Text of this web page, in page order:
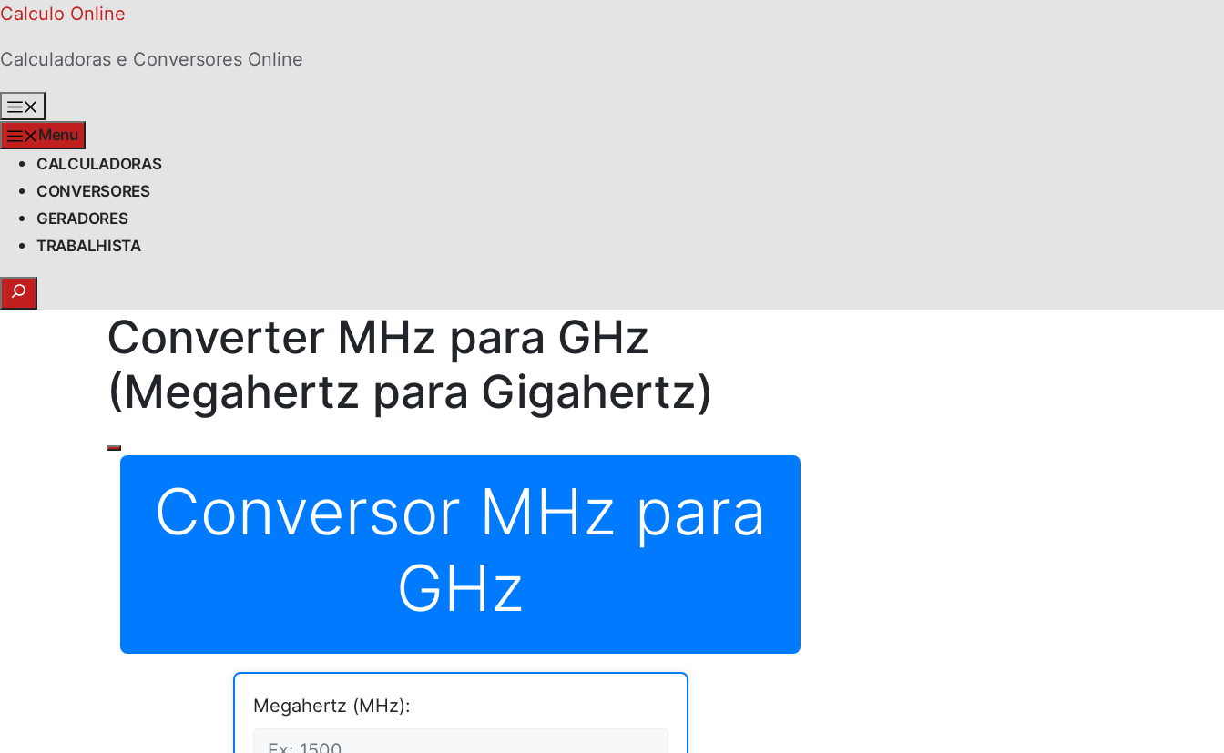
Skip
content
Calculo Online
Calculadoras e Conversores Online
Menu
CALCULADORAS
CONVERSORES
GERADORES
TRABALHISTA
Search
Converter MHz para GHz
(Megahertz para Gigahertz)
Conversor MHz para
GHz
Megahertz (MHz):